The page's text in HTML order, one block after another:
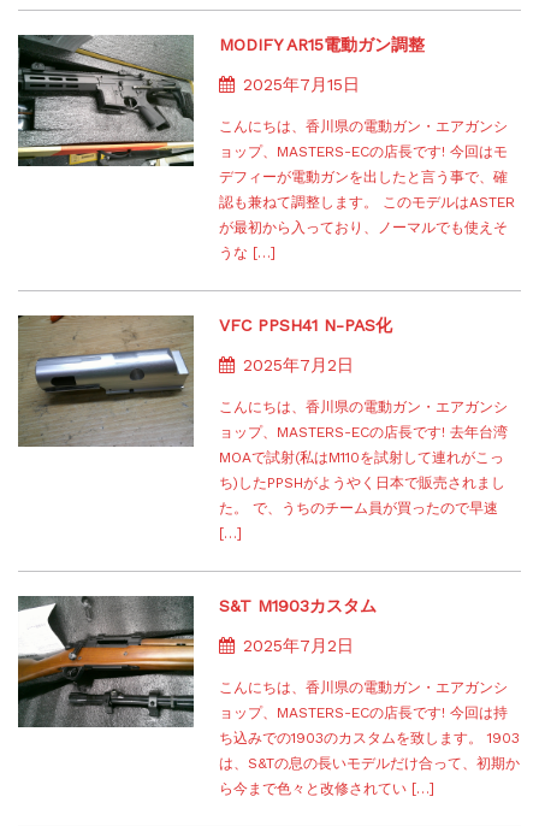
MODIFY AR15電動ガン調整
2025年7月15日
こんにちは、香川県の電動ガン・エアガンシ
ョップ、MASTERS-ECの店長です! 今回はモ
デフィーが電動ガンを出したと言う事で、確
認も兼ねて調整します。 このモデルはASTER
が最初から入っており、ノーマルでも使えそ
うな […]
VFC PPSH41 N-PAS化
2025年7月2日
こんにちは、香川県の電動ガン・エアガンシ
ョップ、MASTERS-ECの店長です! 去年台湾
MOAで試射(私はM110を試射して連れがこっ
ち)したPPSHがようやく日本で販売されまし
た。 で、うちのチーム員が買ったので早速
[…]
S&T M1903カスタム
2025年7月2日
こんにちは、香川県の電動ガン・エアガンシ
ョップ、MASTERS-ECの店長です! 今回は持
ち込みでの1903のカスタムを致します。 1903
は、S&Tの息の長いモデルだけ合って、初期か
ら今まで色々と改修されてい […]